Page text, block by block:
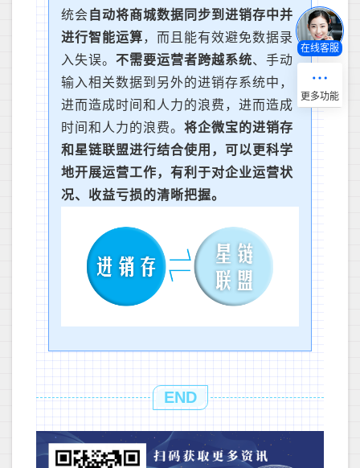
统会 自动将商城数据同步到进销存中并
进行智能运算，而且能有效避免数据录
入失误。 不需要运营者跨越系统、手动
输入相关数据到另外的进销存系统中，
进而造成时间和人力的浪费，进而造成
时间和人力的浪费。 将企微宝的进销存
和星链联盟进行结合使用，可以更科学
地开展运营工作，有利于对企业运营状
况、收益亏损的清晰把握。
END
在线客服